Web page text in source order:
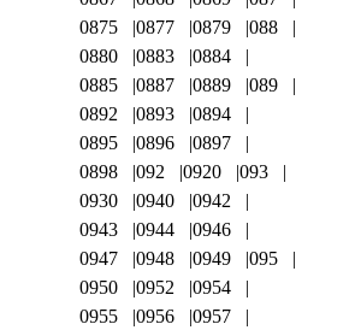
0875
0877 0879
088
0880
0883
0884
0885
0887 0889
089
0892
0893
0894
0895
0896
0897
0898
092 0920
093
0930
0940
0942
0943
0944
0946
0947
0948 0949
095
0950
0952
0954
0955
0956
0957